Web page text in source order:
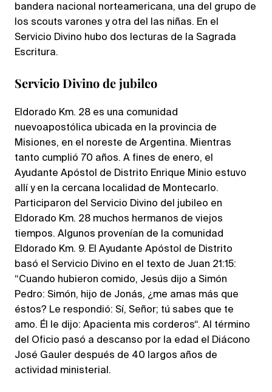
bandera nacional norteamericana, una del grupo de
los scouts varones y otra del las niñas. En el
Servicio Divino hubo dos lecturas de la Sagrada
Escritura.
Servicio Divino de jubileo
Eldorado Km. 28 es una comunidad
nuevoapostólica ubicada en la provincia de
Misiones, en el noreste de Argentina. Mientras
tanto cumplió 70 años. A fines de enero, el
Ayudante Apóstol de Distrito Enrique Minio estuvo
allí y en la cercana localidad de Montecarlo.
Participaron del Servicio Divino del jubileo en
Eldorado Km. 28 muchos hermanos de viejos
tiempos. Algunos provenían de la comunidad
Eldorado Km. 9. El Ayudante Apóstol de Distrito
basó el Servicio Divino en el texto de Juan 21:15:
“Cuando hubieron comido, Jesús dijo a Simón
Pedro: Simón, hijo de Jonás, ¿me amas más que
éstos? Le respondió: Sí, Señor; tú sabes que te
amo. Él le dijo: Apacienta mis corderos“. Al término
del Oficio pasó a descanso por la edad el Diácono
José Gauler después de 40 largos años de
actividad ministerial.